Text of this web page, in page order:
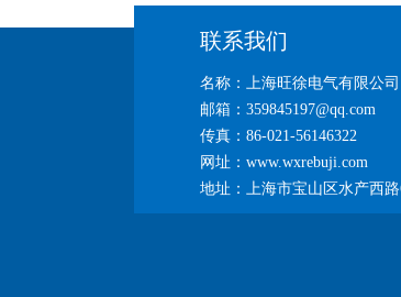
联系我们
名称：上海旺徐电气有限公司
邮箱：359845197@qq.com
传真：86-021-56146322
网址：www.wxrebuji.com
地址：上海市宝山区水产西路